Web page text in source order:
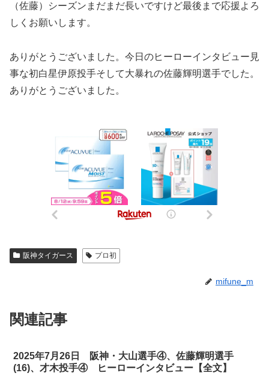
（佐藤）シーズンまだまだ長いですけど最後まで応援よろ
しくお願いします。
ありがとうございました。今日のヒーローインタビュー見
事な初白星伊原投手そして大暴れの佐藤輝明選手でした。
ありがとうございました。
阪神タイガース プロ初
mifune_m
関連記事
2025年7月26日 阪神・大山選手④、佐藤輝明選手
(16)、才木投手④ ヒーローインタビュー【全文】